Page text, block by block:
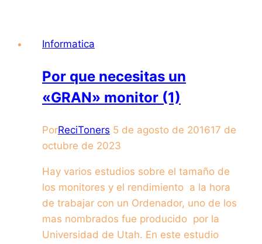
Informatica
Por que necesitas un
«GRAN» monitor (1)
PorReciToners 5 de agosto de 201617 de
octubre de 2023
Hay varios estudios sobre el tamaño de
los monitores y el rendimiento a la hora
de trabajar con un Ordenador, uno de los
mas nombrados fue producido por la
Universidad de Utah. En este estudio